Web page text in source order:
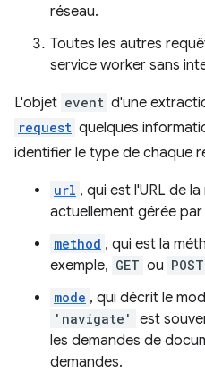
réseau.
Toutes les autres
service worker sans
L'objet event d'une
request quelques
identifier le type de chaque
url , qui est l'URL de
actuellement gérée
method , qui est la
exemple, GET ou POST
mode , qui décrit le
'navigate'
est
les demandes de
demandes.